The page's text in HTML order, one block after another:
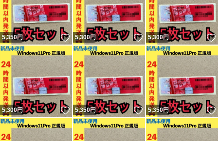
5,350円 いいね！
5,300円 いいね！
5,300円
5,300円 いいね！
5,350円 いいね！
5,350円